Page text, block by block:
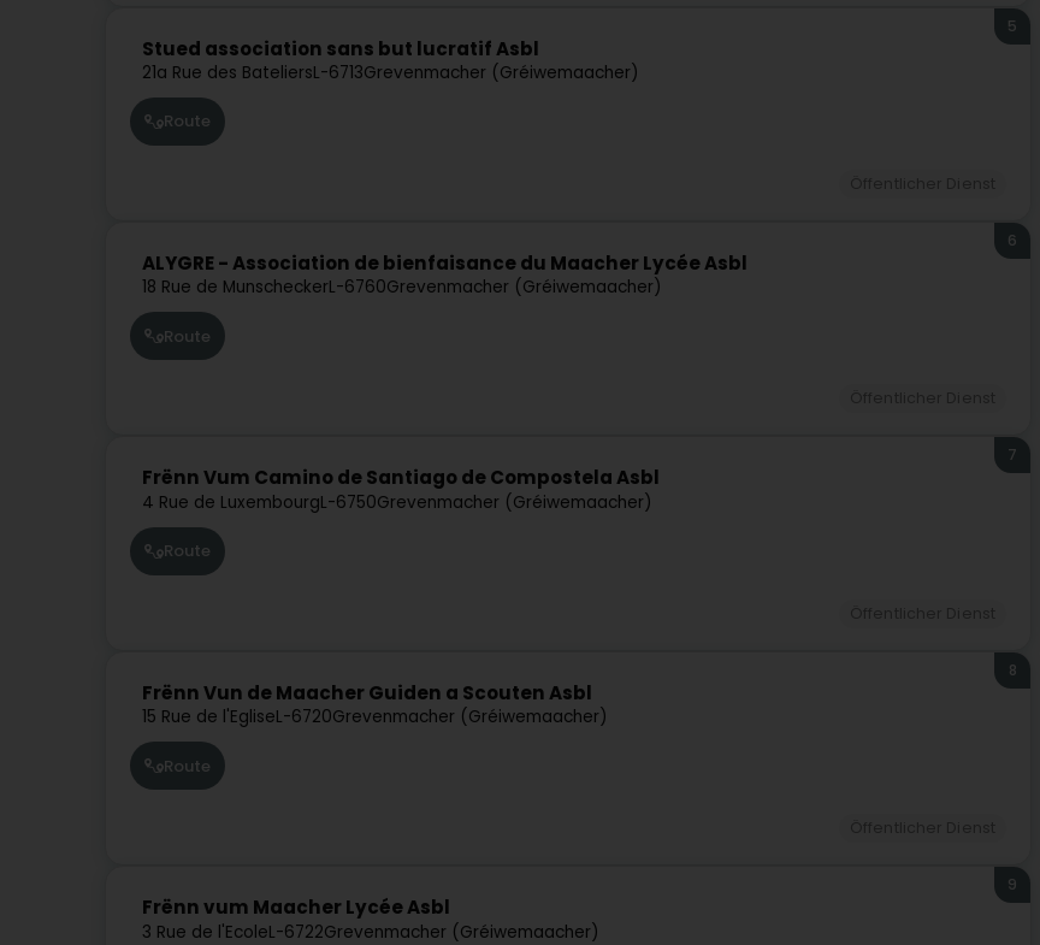
Stued association sans but lucratif Asbl
21a Rue des BateliersL-6713Grevenmacher (Gréiwemaacher)
5
Route
ALYGRE - Association de bienfaisance du Maacher Lycée Asbl
18 Rue de MunscheckerL-6760Grevenmacher (Gréiwemaacher)
6
Route
Frënn Vum Camino de Santiago de Compostela Asbl
4 Rue de LuxembourgL-6750Grevenmacher (Gréiwemaacher)
7
Route
Frënn Vun de Maacher Guiden a Scouten Asbl
15 Rue de l'EgliseL-6720Grevenmacher (Gréiwemaacher)
8
Route
Frënn vum Maacher Lycée Asbl
3 Rue de l'EcoleL-6722Grevenmacher (Gréiwemaacher)
9